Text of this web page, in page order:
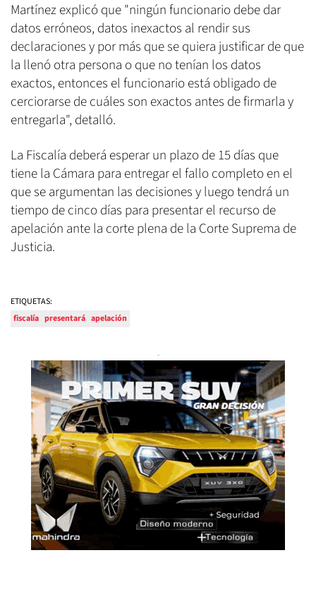
Martínez explicó que "ningún funcionario debe dar
datos erróneos, datos inexactos al rendir sus
declaraciones y por más que se quiera justificar de que
la llenó otra persona o que no tenían los datos
exactos, entonces el funcionario está obligado de
cerciorarse de cuáles son exactos antes de firmarla y
entregarla", detalló.
La Fiscalía deberá esperar un plazo de 15 días que
tiene la Cámara para entregar el fallo completo en el
que se argumentan las decisiones y luego tendrá un
tiempo de cinco días para presentar el recurso de
apelación ante la corte plena de la Corte Suprema de
Justicia.
ETIQUETAS:
fiscalía presentará apelación